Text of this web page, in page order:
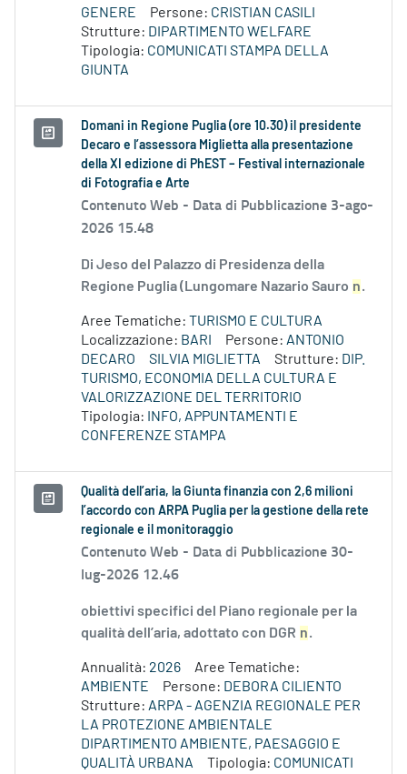
GENERE
Persone: CRISTIAN CASILI
Strutture: DIPARTIMENTO WELFARE
Tipologia: COMUNICATI STAMPA DELLA
GIUNTA
Domani in Regione Puglia (ore 10.30) il presidente
Decaro e l’assessora Miglietta alla presentazione
della XI edizione di PhEST – Festival internazionale
di Fotografia e Arte
Contenuto Web - Data di Pubblicazione 3-ago-
2026 15.48
Di Jeso del Palazzo di Presidenza della
Regione Puglia (Lungomare Nazario Sauro n.
Aree Tematiche: TURISMO E CULTURA
Localizzazione: BARI Persone: ANTONIO
DECARO
SILVIA MIGLIETTA Strutture: DIP.
TURISMO, ECONOMIA DELLA CULTURA E
VALORIZZAZIONE DEL TERRITORIO
Tipologia:
INFO, APPUNTAMENTI E
CONFERENZE STAMPA
Qualità dell’aria, la Giunta finanzia con 2,6 milioni
l’accordo con ARPA Puglia per la gestione della rete
regionale e il monitoraggio
Contenuto Web - Data di Pubblicazione 30-
lug-2026 12.46
obiettivi specifici del Piano regionale per la
qualità dell’aria, adottato con DGR n.
Annualità: 2026
Aree Tematiche:
AMBIENTE
Persone: DEBORA CILIENTO
Strutture: ARPA - AGENZIA REGIONALE PER
LA PROTEZIONE AMBIENTALE
DIPARTIMENTO AMBIENTE, PAESAGGIO E
QUALITÀ URBANA
Tipologia: COMUNICATI